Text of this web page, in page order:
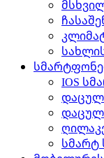
IOS
სმარტ